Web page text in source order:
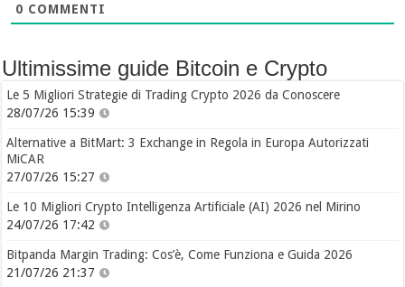
0 COMMENTI
Ultimissime guide Bitcoin e Crypto
Le 5 Migliori Strategie di Trading Crypto 2026 da Conoscere
28/07/26 15:39
Alternative a BitMart: 3 Exchange in Regola in Europa Autorizzati
MiCAR
27/07/26 15:27
Le 10 Migliori Crypto Intelligenza Artificiale (AI) 2026 nel Mirino
24/07/26 17:42
Bitpanda Margin Trading: Cos’è, Come Funziona e Guida 2026
21/07/26 21:37